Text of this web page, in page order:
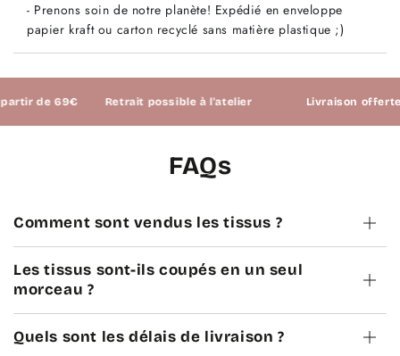
- Prenons soin de notre planète! Expédié en enveloppe
papier kraft ou carton recyclé sans matière plastique ;)
de 69€ Retrait possible à l'atelier Livraison offerte à
FAQs
Comment sont vendus les tissus ?
Les tissus sont-ils coupés en un seul
morceau ?
Quels sont les délais de livraison ?